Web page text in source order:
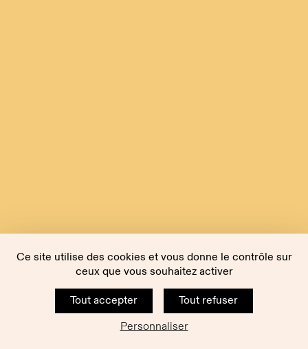
Ce site utilise des cookies et vous donne le contrôle sur
ceux que vous souhaitez activer
Tout accepter
Tout refuser
Personnaliser